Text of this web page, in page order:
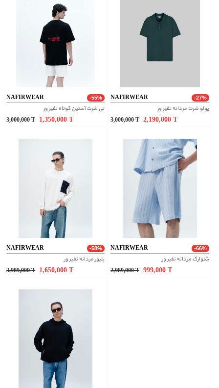
NAFIRWEAR -55%
تی شرت آستین کوتاه نفیر ور
3,000,000T 1,350,000T
NAFIRWEAR -27%
پولو شرت مردانه نفیر ور
3,000,000T 2,190,000 T
NAFIRWEAR -58%
پلیور مردانه نفیر ور
3,989,000T 1,650,000T
NAFIRWEAR -66%
شلوارک مردانه نفیر ور
2,989,000T 999,000 T